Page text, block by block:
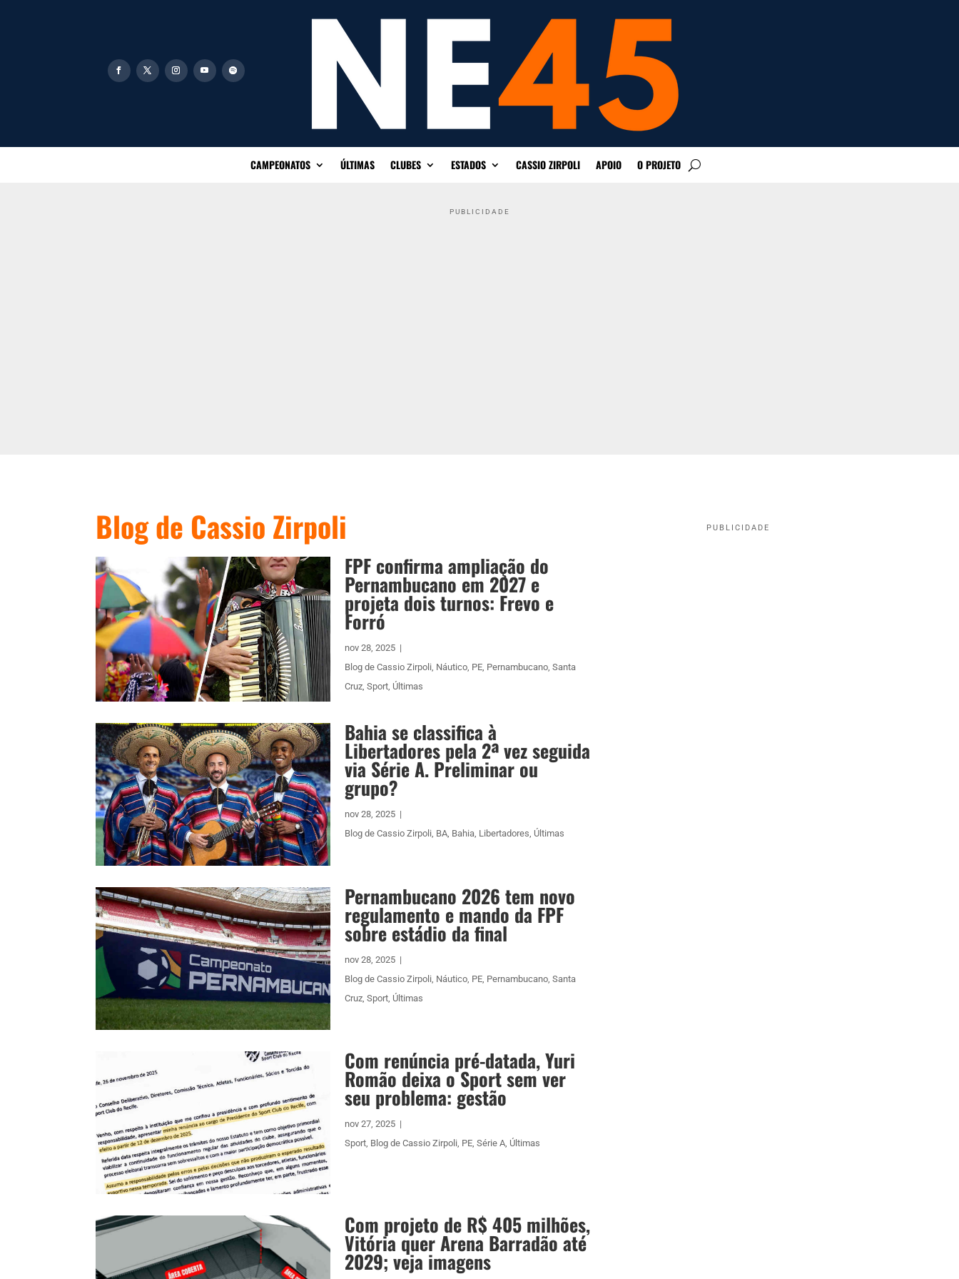
CAMPEONATOS ÚLTIMAS CLUBES ESTADOS CASSIO ZIRPOLI APOIO O PROJETO
PUBLICIDADE
Blog de Cassio Zirpoli
FPF confirma ampliação do
Pernambucano em 2027 e
projeta dois turnos: Frevo e
Forró
nov 28, 2025 |
Blog de Cassio Zirpoli, Náutico, PE, Pernambucano, Santa
Cruz, Sport, Últimas
Bahia se classifica à
Libertadores pela 2ª vez seguida
via Série A. Preliminar ou
grupo?
nov 28, 2025 |
Blog de Cassio Zirpoli, BA, Bahia, Libertadores, Últimas
Pernambucano 2026 tem novo
regulamento e mando da FPF
sobre estádio da final
nov 28, 2025 |
Blog de Cassio Zirpoli, Náutico, PE, Pernambucano, Santa
Cruz, Sport, Últimas
Com renúncia pré-datada, Yuri
Romão deixa o Sport sem ver
seu problema: gestão
nov 27, 2025 |
Sport, Blog de Cassio Zirpoli, PE, Série A, Últimas
Com projeto de R$ 405 milhões,
Vitória quer Arena Barradão até
2029; veja imagens
PUBLICIDADE